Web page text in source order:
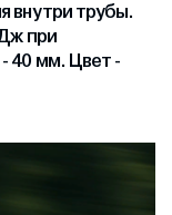
внутри трубы.
при
40 мм. Цвет -